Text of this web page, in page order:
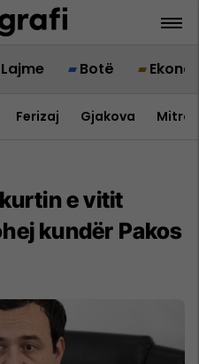
Lajme Botë
Ferizaj Gjakova
e vitit
kundër Pakos